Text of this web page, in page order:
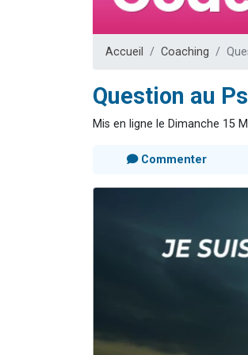
Accueil Coaching
Question au
Mis en ligne le Dimanche 15
Commenter